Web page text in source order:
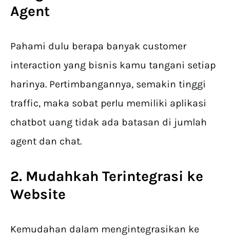
Agent
Pahami dulu berapa banyak customer
interaction yang bisnis kamu tangani setiap
harinya. Pertimbangannya, semakin tinggi
traffic, maka sobat perlu memiliki aplikasi
chatbot uang tidak ada batasan di jumlah
agent dan chat.
2. Mudahkah Terintegrasi ke
Website
Kemudahan dalam mengintegrasikan ke